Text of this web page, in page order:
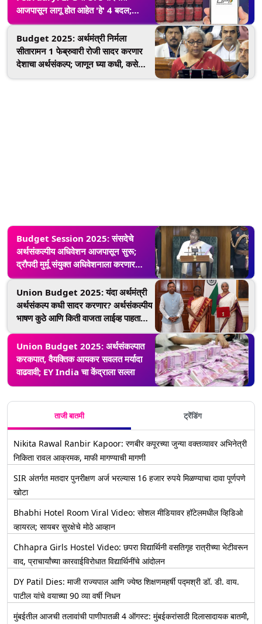
आजपासून लागू होत आहेत 'हे' 4 बदल;
सर्वसामान्यांवर होणार परिणाम
Budget 2025: अर्थमंत्री निर्मला
सीतारामन 1 फेब्रुवारी रोजी सादर करणार
देशाचा अर्थसंकल्प; जाणून घ्या कधी, कसे
Budget Session 2025: संसदेचे
अर्थसंकल्पीय अधिवेशन आजपासून सुरू;
द्रौपदी मुर्मू संयुक्त अधिवेशनाला करणार
संबोधित
Union Budget 2025: यंदा अर्थमंत्री
अर्थसंकल्प कधी सादर करणार? अर्थसंकल्पीय
भाषण कुठे आणि किती वाजता लाईव्ह पाहता
येणार? जाणून घ्या
Union Budget 2025: अर्थसंकल्पात
करकपात, वैयक्तिक आयकर सवलत मर्यादा
वाढवावी; EY India चा केंद्राला सल्ला
ताजी बातमी ट्रेंडिंग
Nikita Rawal Ranbir Kapoor: रणबीर कपूरच्या जुन्या वक्तव्यावर अभिनेत्री
निकिता रावल आक्रमक, माफी मागण्याची मागणी
SIR अंतर्गत मतदार पुनरीक्षण अर्ज भरल्यास 16 हजार रुपये मिळण्याचा दावा पूर्णपणे
खोटा
Bhabhi Hotel Room Viral Video: सोशल मीडियावर हॉटेलमधील व्हिडिओ
व्हायरल; सायबर सुरक्षेचे मोठे आव्हान
Chhapra Girls Hostel Video: छपरा विद्यार्थिनी वसतिगृह रात्रीच्या भेटीवरून
वाद, प्राचार्यांच्या कारवाईविरोधात विद्यार्थिनींचे आंदोलन
DY Patil Dies: माजी राज्यपाल आणि ज्येष्ठ शिक्षणमहर्षी पद्मश्री डॉ. डी. वाय.
पाटील यांचे वयाच्या 90 व्या वर्षी निधन
मुंबईतील आजची तलावांची पाणीपातळी 4 ऑगस्ट: मुंबईकरांसाठी दिलासादायक बातमी,